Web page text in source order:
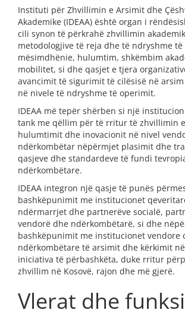
Instituti për Zhvillimin e Arsimit dhe
Akademike (IDEAA) është organ i
cili synon të përkrahë zhvillimin
metodologjive të reja dhe të ndryshme
mësimdhënie, hulumtim, shkëmbim
mobilitet, si dhe qasjet e tjera
avancimit të sigurimit të cilësisë në
në nivele të ndryshme të operimit.
IDEAA më tepër shërben si një
tank me qëllim për të rritur të zhvillimin
hulumtimit dhe inovacionit në nivel
ndërkombëtar nëpërmjet plasimit dhe
qasjeve dhe standardeve të fundi
ndërkombëtare.
IDEAA integron një qasje të punës
bashkëpunimit me institucionet
ndërmarrjet dhe partnerëve socialë,
vendorë dhe ndërkombëtarë, si dhe
bashkëpunimit me institucionet vendore
ndërkombëtare të arsimit dhe kërkimit
iniciativa të përbashkëta, duke rritur
zhvillim në Kosovë, rajon dhe më gjerë.
Vlerat dhe